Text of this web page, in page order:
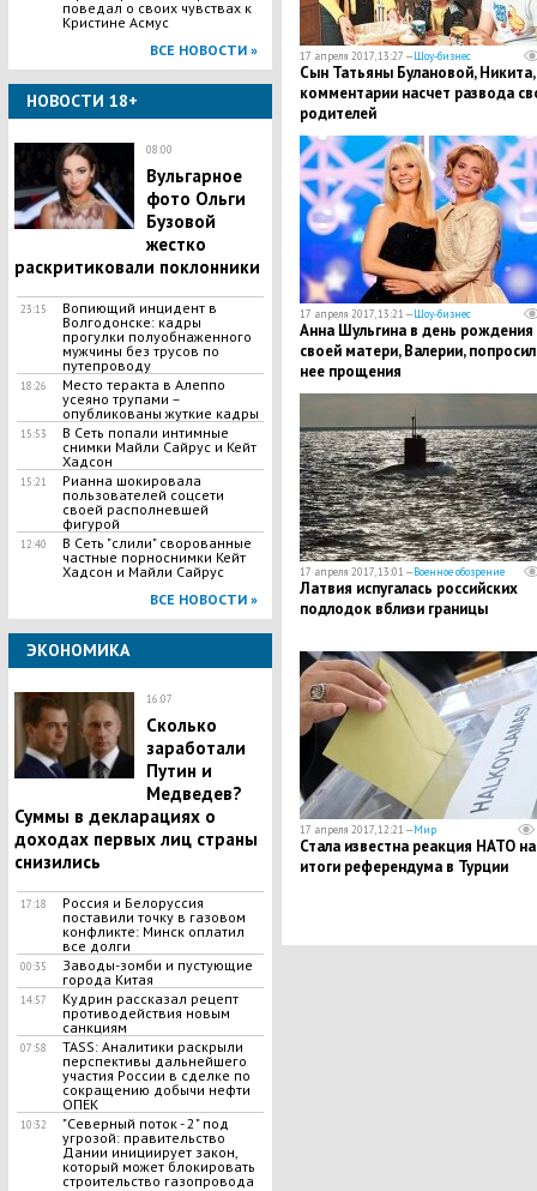
поведал о своих чувствах к
Кристине Асмус
ВСЕ НОВОСТИ »
НОВОСТИ 18+
08:00
Вульгарное
фото Ольги
Бузовой
жестко
раскритиковали поклонники
23:15
​Вопиющий инцидент в
Волгодонске: кадры
прогулки полуобнаженного
мужчины без трусов по
путепроводу
18:26
Место теракта в Алеппо
усеяно трупами –
опубликованы жуткие кадры
15:53
В Сеть попали интимные
снимки Майли Сайрус и Кейт
Хадсон
15:21
Рианна шокировала
пользователей соцсети
своей располневшей
фигурой
12:40
В Сеть "слили" сворованные
частные порноснимки Кейт
Хадсон и Майли Сайрус
ВСЕ НОВОСТИ »
ЭКОНОМИКА
16:07
Сколько
заработали
Путин и
Медведев?
Суммы в декларациях о
доходах первых лиц страны
снизились
17:18
Россия и Белоруссия
поставили точку в газовом
конфликте: Минск оплатил
все долги
00:35
Заводы-зомби и пустующие
города Китая
14:57
Кудрин рассказал рецепт
противодействия новым
санкциям
07:58
TASS: Аналитики раскрыли
перспективы дальнейшего
участия России в сделке по
сокращению добычи нефти
ОПЕК
10:32
"Северный поток - 2" под
угрозой: правительство
Дании инициирует закон,
который может блокировать
строительство газопровода
17 апреля 2017, 13:27 —Шоу-бизнес
Сын Татьяны Булановой, Никита,
комментарии насчет развода
родителей
17 апреля 2017, 13:21 —Шоу-бизнес
Анна Шульгина в день рождения
своей матери, Валерии,
нее прощения
17 апреля 2017, 13:01 —Военное обозрение
Латвия испугалась российских
подлодок вблизи границы
17 апреля 2017, 12:21 —Мир
Стала известна реакция НАТО на
итоги референдума в Турции